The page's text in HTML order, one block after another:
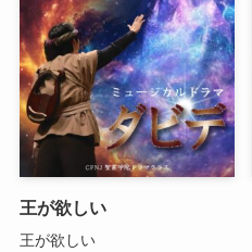
王が欲しい
王が欲しい